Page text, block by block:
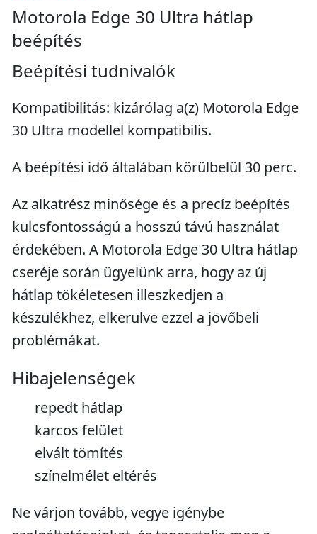
Motorola Edge 30 Ultra hátlap
beépítés
Beépítési tudnivalók
Kompatibilitás: kizárólag a(z) Motorola Edge
30 Ultra modellel kompatibilis.
A beépítési idő általában körülbelül 30 perc.
Az alkatrész minősége és a precíz beépítés
kulcsfontosságú a hosszú távú használat
érdekében. A Motorola Edge 30 Ultra hátlap
cseréje során ügyelünk arra, hogy az új
hátlap tökéletesen illeszkedjen a
készülékhez, elkerülve ezzel a jövőbeli
problémákat.
Hibajelenségek
repedt hátlap
karcos felület
elvált tömítés
színelmélet eltérés
Ne várjon tovább, vegye igénybe